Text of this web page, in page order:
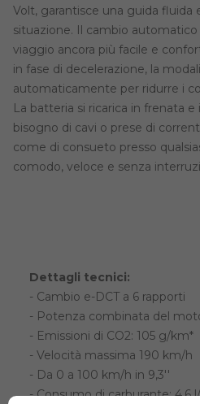
Volt, garantisce una guida fluida
situazione. Il cambio
viaggio ancora più facile e
in fase di decelerazione, la
automaticamente per ridurre i
La batteria si ricarica in frenata
bisogno di cavi o prese di
come di consueto presso
comodo, veloce e senza
Dettagli tecnici:
- Cambio e-DCT a 6 rapporti
- Potenza combinata del
- Emissioni di CO2: 105 g/km*
- Velocità massima 190 km/h
- Da 0 a 100 km/h in 9,3''
- Consumo di carburante: 4,6